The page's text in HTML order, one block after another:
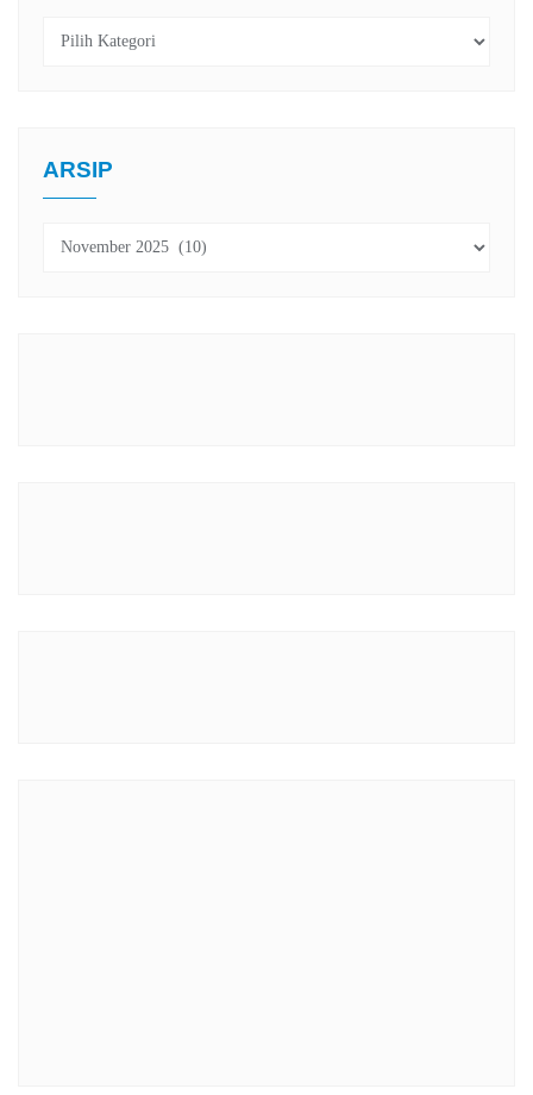
Kategori
ARSIP
Arsip